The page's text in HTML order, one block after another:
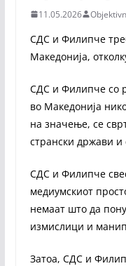
11.05.2026
СДС и Филипче
Македонија,
СДС и Филипче со
во Македонија
на значење, се
странски држави и
СДС и Филипче
медиумскиот
немаат што да
измислици и
Затоа, СДС и